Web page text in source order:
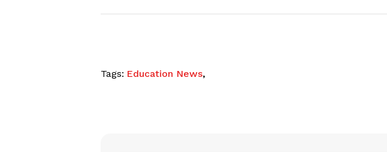
Tags: Education News,